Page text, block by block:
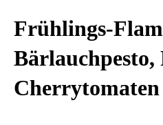
Frühlings-
Bärlauchpesto,
Cherrytomaten